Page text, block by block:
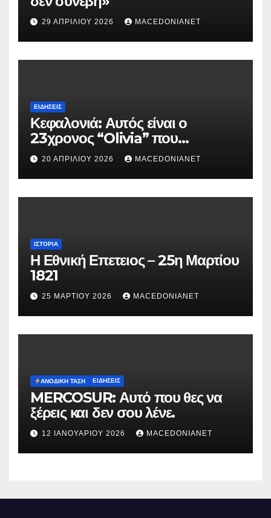
29 ΑΠΡΙΛΊΟΥ 2026 MACEDONIANET
ΕΙΔΉΣΕΙΣ
Κεφαλονιά: Αυτός είναι ο
23χρονος “Olivia” που
κατηγορείται για τον θάνατο της
Μυρτούς
20 ΑΠΡΙΛΊΟΥ 2026 MACEDONIANET
ΙΣΤΟΡΊΑ
Η Εθνική Επετειος – 25η Μαρτίου
1821
25 ΜΑΡΤΊΟΥ 2026 MACEDONIANET
ΑΝΟΔΙΚΉ ΤΆΣΗ ΕΙΔΉΣΕΙΣ
MERCOSUR: Αυτό που θες να
ξέρεις και δεν σου λένε.
12 ΙΑΝΟΥΑΡΊΟΥ 2026 MACEDONIANET